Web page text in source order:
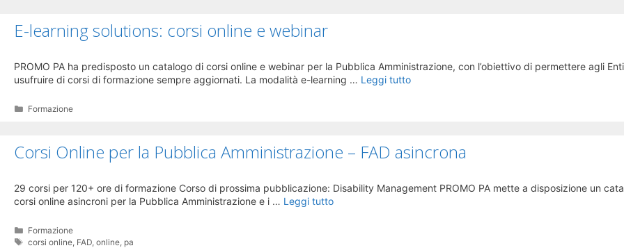
E-learning solutions: corsi online e webinar
PROMO PA ha predisposto un catalogo di corsi online e webinar per la Pubblica Amministrazione, con l’obiettivo di permettere agli
usufruire di corsi di formazione sempre aggiornati. La modalità e-learning … Leggi tutto
Categorie
Formazione
Corsi Online per la Pubblica Amministrazione – FAD asincrona
29 corsi per 120+ ore di formazione Corso di prossima pubblicazione: Disability Management PROMO PA mette a disposizione un
corsi online asincroni per la Pubblica Amministrazione e i … Leggi tutto
Categorie
Formazione
Tag
corsi online FAD ,online pa